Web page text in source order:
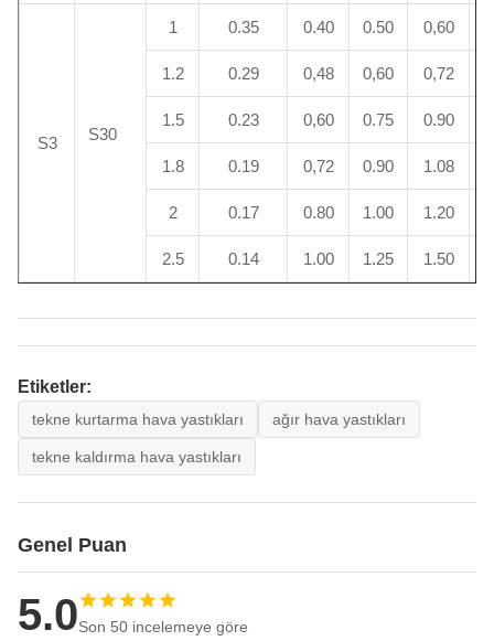
S3 S30
1 0.35 0.40 0.50 0,60
1.2 0.29 0,48 0,60 0,72
1.5 0.23 0,60 0.75 0.90
1.8 0.19 0,72 0.90 1.08
2 0.17 0.80 1.00 1.20
2.5 0.14 1.00 1.25 1.50
Etiketler:
tekne kurtarma hava yastıkları ağır hava yastıkları
tekne kaldırma hava yastıkları
Genel Puan
5.0Son 50 incelemeye göre